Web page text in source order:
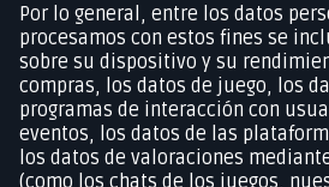
Por lo general, entre los datos
procesamos con estos fines se
sobre su dispositivo y su
compras, los datos de juego, los
programas de interacción con
eventos, los datos de las
los datos de valoraciones
(como los chats de los juegos,